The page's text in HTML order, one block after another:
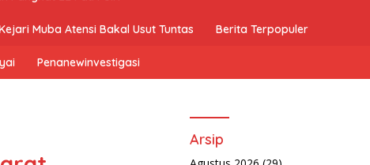
Muba Atensi Bakal Usut Tuntas Berita Terpopuler
Penanewinvestigasi
Arsip